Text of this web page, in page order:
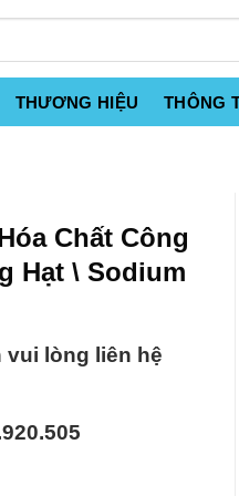
THƯƠNG HIỆU THÔNG
Chất Công
Hạt \ Sodium
vui lòng liên hệ